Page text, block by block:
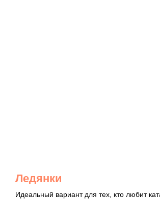
Ледянки
Идеальный вариант для тех, кто любит